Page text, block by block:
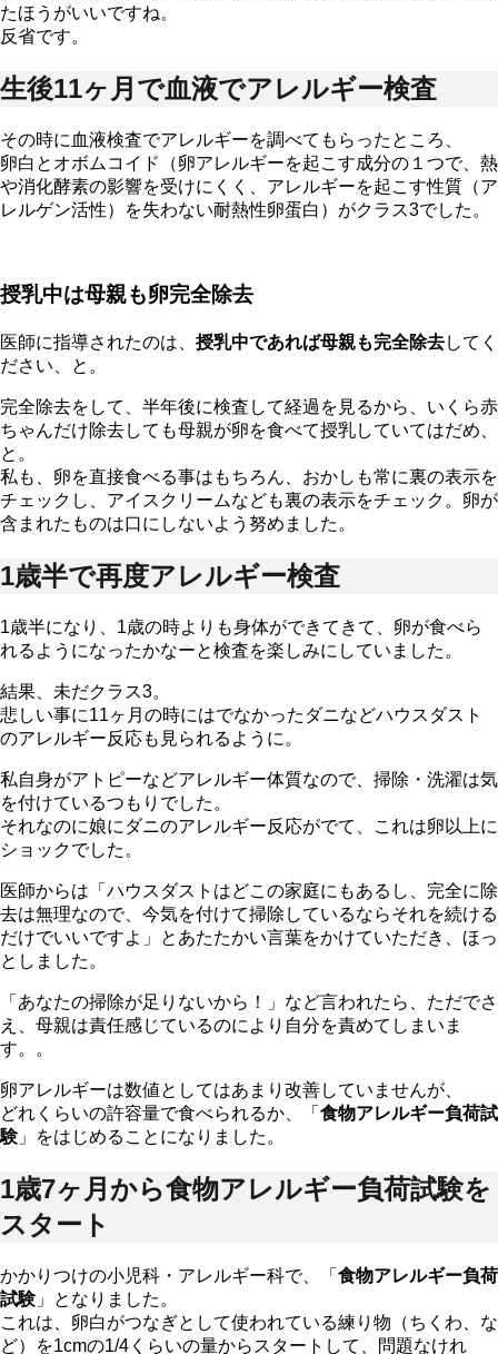
たほうがいいですね。
反省です。
生後11ヶ月で血液でアレルギー検査
その時に血液検査でアレルギーを調べてもらったところ、
卵白とオボムコイド（卵アレルギーを起こす成分の１つで、熱
や消化酵素の影響を受けにくく、アレルギーを起こす性質（ア
レルゲン活性）を失わない耐熱性卵蛋白）がクラス3でした。
授乳中は母親も卵完全除去
医師に指導されたのは、 授乳中であれば母親も完全除去してく
ださい、と。
完全除去をして、半年後に検査して経過を見るから、いくら赤
ちゃんだけ除去しても母親が卵を食べて授乳していてはだめ、
と。
私も、卵を直接食べる事はもちろん、おかしも常に裏の表示を
チェックし、アイスクリームなども裏の表示をチェック。卵が
含まれたものは口にしないよう努めました。
1歳半で再度アレルギー検査
1歳半になり、1歳の時よりも身体ができてきて、卵が食べら
れるようになったかなーと検査を楽しみにしていました。
結果、未だクラス3。
悲しい事に11ヶ月の時にはでなかったダニなどハウスダスト
のアレルギー反応も見られるように。
私自身がアトピーなどアレルギー体質なので、掃除・洗濯は気
を付けているつもりでした。
それなのに娘にダニのアレルギー反応がでて、これは卵以上に
ショックでした。
医師からは「ハウスダストはどこの家庭にもあるし、完全に除
去は無理なので、今気を付けて掃除しているならそれを続ける
だけでいいですよ」とあたたかい言葉をかけていただき、ほっ
としました。
「あなたの掃除が足りないから！」など言われたら、ただでさ
え、母親は責任感じているのにより自分を責めてしまいま
す。。
卵アレルギーは数値としてはあまり改善していませんが、
どれくらいの許容量で食べられるか、「 食物アレルギー負荷試
験」をはじめることになりました。
1歳7ヶ月から食物アレルギー負荷試験を
スタート
かかりつけの小児科・アレルギー科で、「 食物アレルギー負荷
試験」となりました。
これは、卵白がつなぎとして使われている練り物（ちくわ、な
ど）を1cmの1/4くらいの量からスタートして、問題なけれ